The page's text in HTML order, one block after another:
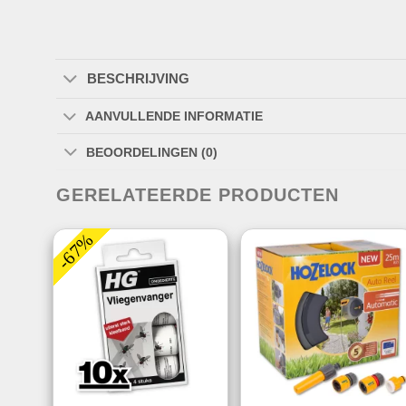
BESCHRIJVING
AANVULLENDE INFORMATIE
BEOORDELINGEN (0)
GERELATEERDE PRODUCTEN
-67%